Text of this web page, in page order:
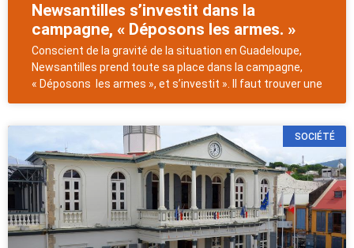
Newsantilles s’investit dans la
campagne, « Déposons les armes. »
Conscient de la gravité de la situation en Guadeloupe,
Newsantilles prend toute sa place dans la campagne,
« Déposons les armes », et s’investit ». Il faut trouver une
SOCIÉTÉ